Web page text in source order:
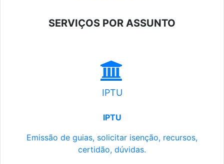
SERVIÇOS POR ASSUNTO
IPTU
IPTU
Emissão de guias, solicitar isenção, recursos,
certidão, dúvidas.